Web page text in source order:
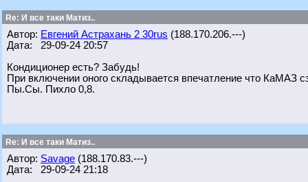
Re: И все таки Матиз..
Автор: Евгений Астрахань 2 30rus (188.170.206.---)
Дата: 29-09-24 20:57
Кондиционер есть? Забудь!
При включении оного складывается впечатление что КаМАЗ
Пы.Сы. Пихло 0,8.
Re: И все таки Матиз..
Автор: Savage (188.170.83.---)
Дата: 29-09-24 21:18